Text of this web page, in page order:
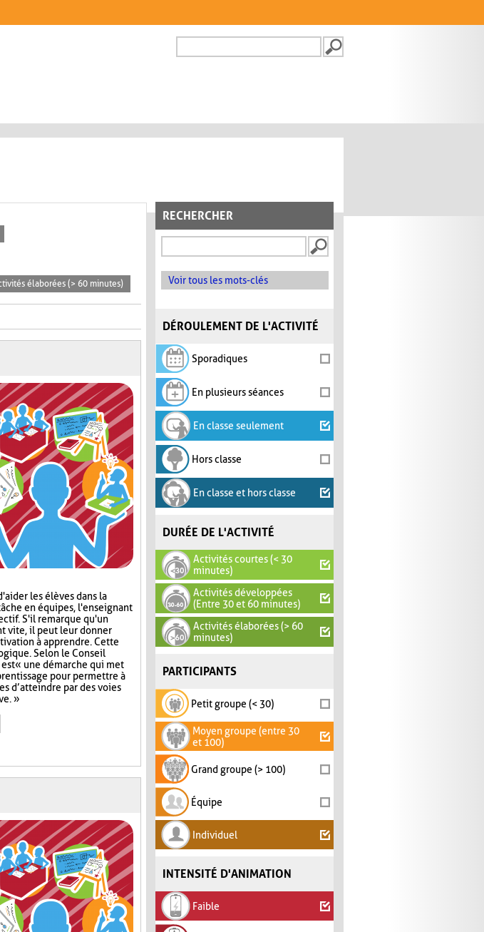
FORMULAIRE DE
RECHERCHER
Voir tous les mots-clés
DÉROULEMENT DE L'ACTIVITÉ
Sporadiques
En plusieurs séances
En classe seulement
Hors classe
En classe et hors classe
DURÉE DE L'ACTIVITÉ
Activités courtes (< 30
minutes)
Activités développées
(Entre 30 et 60 minutes)
Activités élaborées (> 60
minutes)
PARTICIPANTS
Petit groupe (< 30)
Moyen groupe (entre 30
et 100)
Grand groupe (> 100)
Équipe
Individuel
INTENSITÉ D'ANIMATION
Faible
élaborées (> 60 minutes)
les élèves dans la
en équipes, l'enseignant
S'il remarque qu'un
vite, il peut leur donner
à apprendre. Cette
Selon le Conseil
« une démarche qui met
pour permettre à
d’atteindre par des voies
»